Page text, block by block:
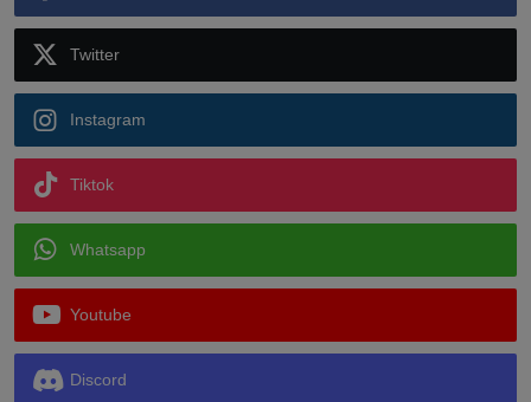
Twitter
Instagram
Tiktok
Whatsapp
Youtube
Discord